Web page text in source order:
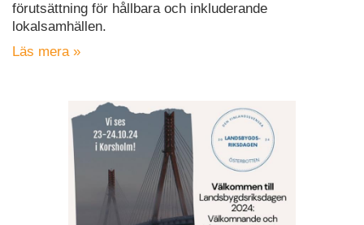
förutsättning för hållbara och inkluderande
lokalsamhällen.
Läs mera »